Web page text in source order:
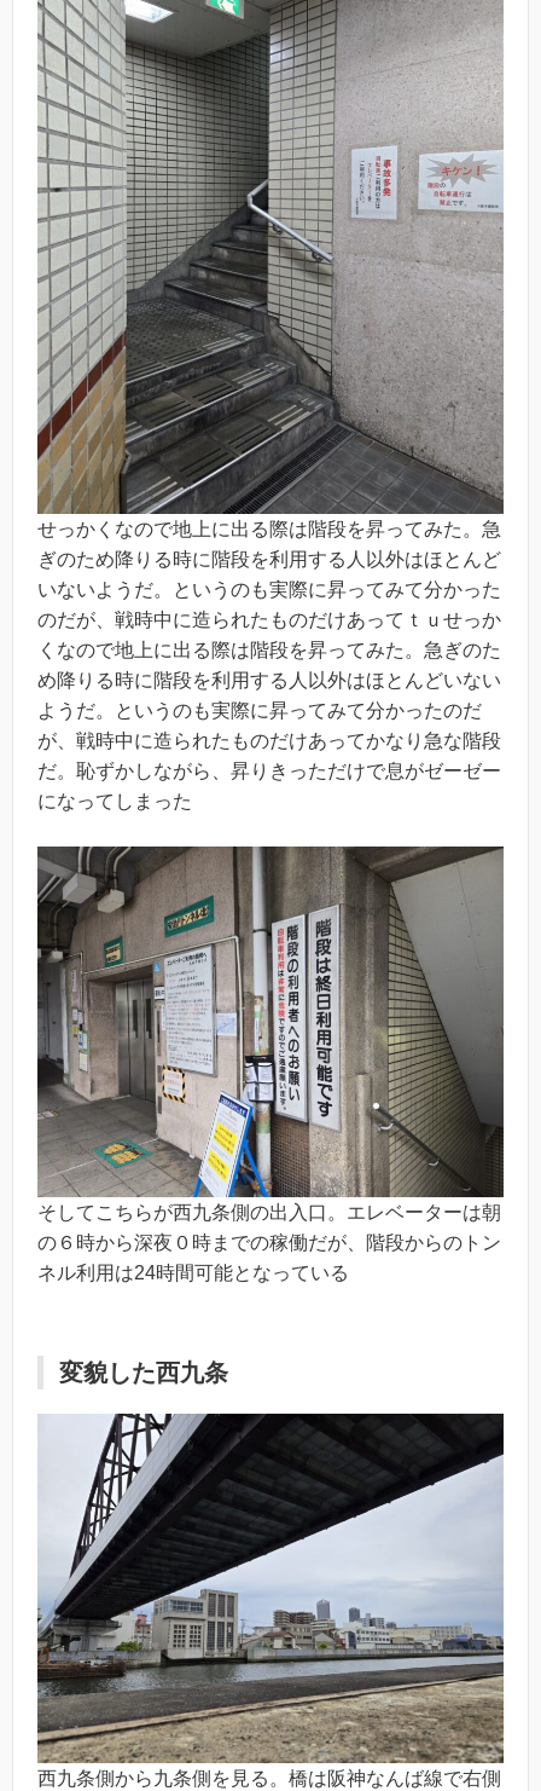
せっかくなので地上に出る際は階段を昇ってみた。急
ぎのため降りる時に階段を利用する人以外はほとんど
いないようだ。というのも実際に昇ってみて分かった
のだが、戦時中に造られたものだけあってｔｕせっか
くなので地上に出る際は階段を昇ってみた。急ぎのた
め降りる時に階段を利用する人以外はほとんどいない
ようだ。というのも実際に昇ってみて分かったのだ
が、戦時中に造られたものだけあってかなり急な階段
だ。恥ずかしながら、昇りきっただけで息がゼーゼー
になってしまった
そしてこちらが西九条側の出入口。エレベーターは朝
の６時から深夜０時までの稼働だが、階段からのトン
ネル利用は24時間可能となっている
変貌した西九条
西九条側から九条側を見る。橋は阪神なんば線で右側